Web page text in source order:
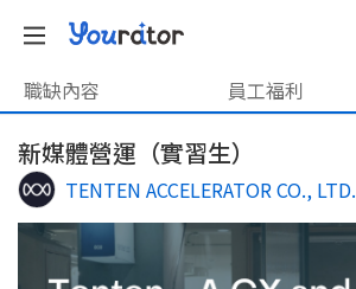
職缺內容 員工福利
新媒體營運（實習生）
TENTEN ACCELERATOR CO., LTD.